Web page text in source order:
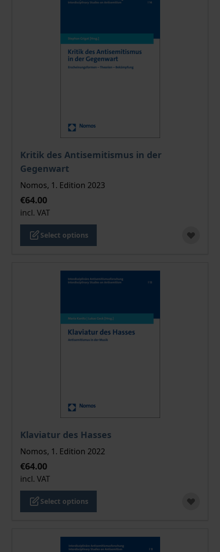
Kritik des Antisemitismus in der
Gegenwart
The price depends on the options chosen on the
Nomos, 1. Edition 2023
€64.00
incl. VAT
Select options
Klaviatur des Hasses
The price depends on the options chosen on the
Nomos, 1. Edition 2022
€64.00
incl. VAT
Select options